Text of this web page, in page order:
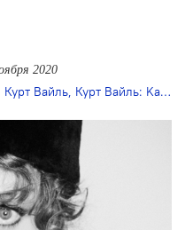
2020
Курт Вайль, Курт Вайль: Kabarett Musik